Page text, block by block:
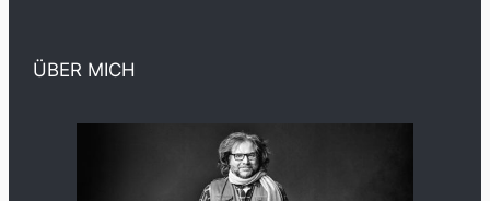
ÜBER MICH